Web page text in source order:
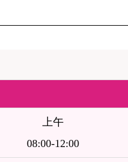
上午
08:00-12:00